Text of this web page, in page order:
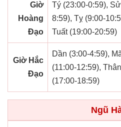
Giờ
Hoàng
Đạo
Tý (23:00-0:59),
8:59), Tỵ (9:00-
Tuất (19:00-20:59)
Giờ Hắc
Đạo
Dần (3:00-4:59),
(11:00-12:59),
(17:00-18:59)
Ngũ